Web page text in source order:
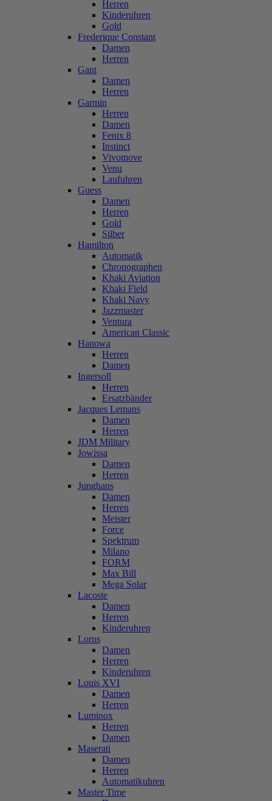
Herren
Kinderuhren
Gold
Frederique Constant
Damen
Herren
Gant
Damen
Herren
Garmin
Herren
Damen
Fenix 8
Instinct
Vivomove
Venu
Laufuhren
Guess
Damen
Herren
Gold
Silber
Hamilton
Automatik
Chronographen
Khaki Aviation
Khaki Field
Khaki Navy
Jazzmaster
Ventura
American Classic
Hanowa
Herren
Damen
Ingersoll
Herren
Ersatzbänder
Jacques Lemans
Damen
Herren
JDM Military
Jowissa
Damen
Herren
Junghans
Damen
Herren
Meister
Force
Spektrum
Milano
FORM
Max Bill
Mega Solar
Lacoste
Damen
Herren
Kinderuhren
Lorus
Damen
Herren
Kinderuhren
Louis XVI
Damen
Herren
Luminox
Herren
Damen
Maserati
Damen
Herren
Automatikuhren
Master Time